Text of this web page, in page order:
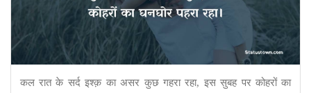
कल रात के सर्द इश्क़ का असर कुछ गहरा रहा, इस सुबह पर कोहरों का